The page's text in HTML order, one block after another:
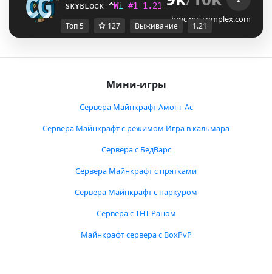
sᴋʏʙʟᴏᴄᴋ G^i #1 1 . 21 ᴠᴀ ɴɪʟ ᴀ ɴᴇᴛᴡ ᴋ
bmc.mc-complex.com
Топ 5 127 Выживание 1.21
Мини-игры
Сервера Майнкрафт Амонг Ас
Сервера Майнкрафт с режимом Игра в кальмара
Сервера с БедВарс
Сервера Майнкрафт с прятками
Сервера Майнкрафт с паркуром
Сервера с ТНТ Раном
Майнкрафт сервера с BoxPvP